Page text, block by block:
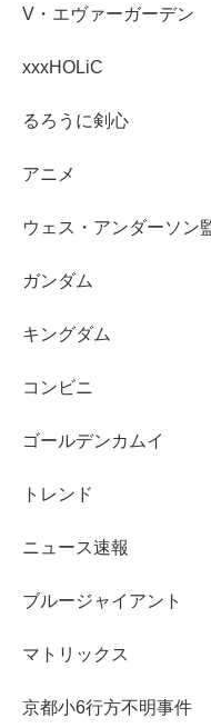
V・エヴァーガーデン
xxxHOLiC
るろうに剣心
アニメ
ウェス・アンダーソン
ガンダム
キングダム
コンビニ
ゴールデンカムイ
トレンド
ニュース速報
ブルージャイアント
マトリックス
京都小6行方不明事件